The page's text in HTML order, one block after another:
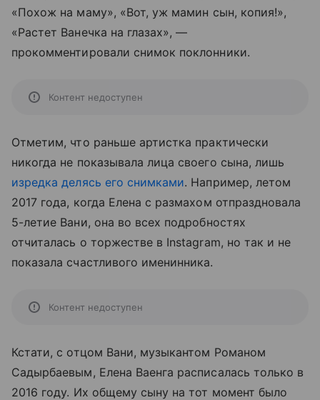
«Похож на маму», «Вот, уж мамин сын, копия!»,
«Растет Ванечка на глазах», —
прокомментировали снимок поклонники.
Контент недоступен
Отметим, что раньше артистка практически
никогда не показывала лица своего сына, лишь
изредка делясь его снимками. Например, летом
2017 года, когда Елена с размахом отпраздновала
5-летие Вани, она во всех подробностях
отчиталась о торжестве в Instagram, но так и не
показала счастливого именинника.
Контент недоступен
Кстати, с отцом Вани, музыкантом Романом
Садырбаевым, Елена Ваенга расписалась только в
2016 году. Их общему сыну на тот момент было